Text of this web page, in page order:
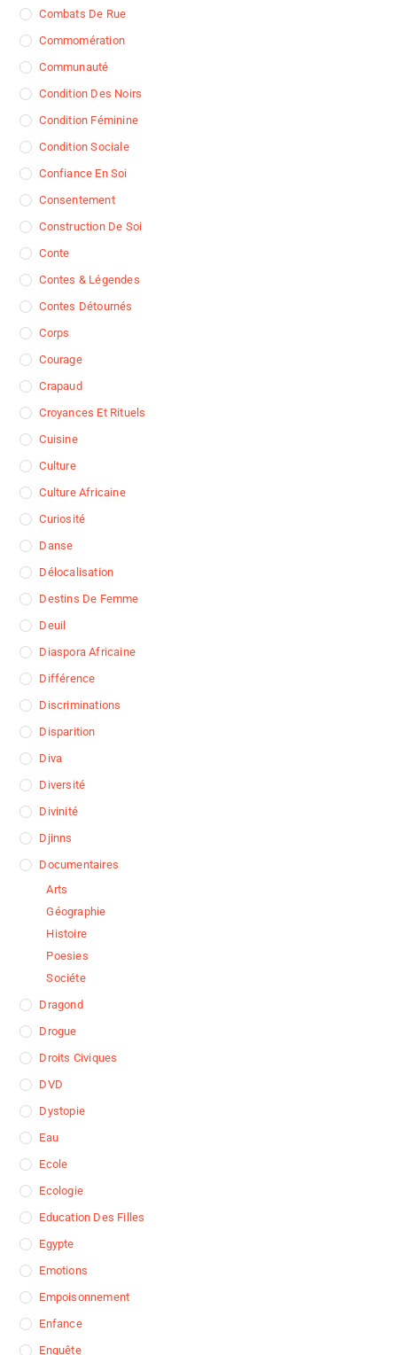
Combats De Rue
Commomération
Communauté
Condition Des Noirs
Condition Féminine
Condition Sociale
Confiance En Soi
Consentement
Construction De Soi
Conte
Contes & Légendes
Contes Détournés
Corps
Courage
Crapaud
Croyances Et Rituels
Cuisine
Culture
Culture Africaine
Curiosité
Danse
Délocalisation
Destins De Femme
Deuil
Diaspora Africaine
Différence
Discriminations
Disparition
Diva
Diversité
Divinité
Djinns
Documentaires
Arts
Géographie
Histoire
Poesies
Sociéte
Dragond
Drogue
Droits Civiques
DVD
Dystopie
Eau
Ecole
Ecologie
Education Des Filles
Egypte
Emotions
Empoisonnement
Enfance
Enquête